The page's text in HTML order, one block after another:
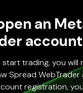
an
trading, you will
Spread
registration,